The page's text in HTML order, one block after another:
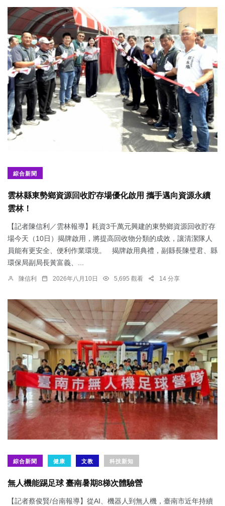
綜合新聞
雲林縣東勢鄉資源回收貯存場優化啟用 攜手邁向資源永續
雲林！
【記者陳信利／雲林報導】耗資3千萬元興建的東勢鄉資源回收貯存
場今天（10日）揭牌啟用，將提高回收物分類的成效，讓清潔隊人
員能有更安全、便利作業環境。 揭牌啟用典禮，副縣長陳璧君、縣
環保局副局長黃富義、...
陳信利 2026年八月10日 5,695 觀看 14 分享
綜合新聞 健康 文教 科技新知
無人機能踢足球 臺南暑期8梯次體驗營
【記者蔡俊賢/台南報導】從AI、機器人到無人機，臺南市近年持續